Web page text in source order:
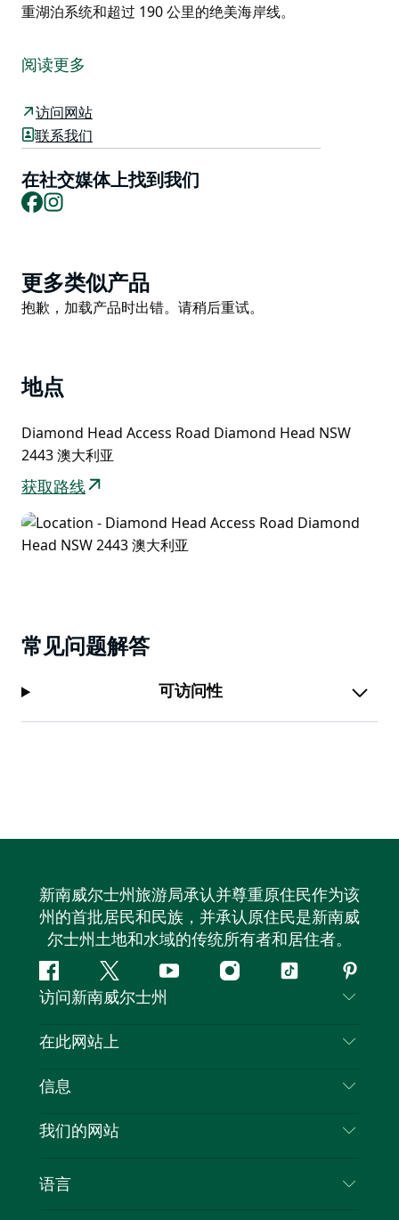
重湖泊系统和超过 190 公里的绝美海岸线。
美丽。
的家。经常可以看到它们在白色沙滩上跳跃、在海滩植被
下乘凉，甚至在海里畅游以消暑。
凯利斯海滩。带上您的相机，欣赏令人惊叹的美景吧！
钻石头海滩可从南部的露营地和北部的邓博根驾驶四驱车
巴林顿海岸以其森林、水道和海滩以及 15 个国家公园和
63 个州立森林、自然保护区和保护区而闻名。 38 条河流
灌溉着这片肥沃的土地，其中包括南半球唯一的双三角洲
阅读更多
访问网站
联系我们
在社交媒体上找到我们
Facebook
Product
List
更多类似产品
Product
抱歉，加载产品时出错。请稍后重试。
地点
Diamond Head Access Road Diamond Head NSW
2443 澳大利亚
获取路线
常见问题解答
可访问性
新南威尔士州旅游局承认并尊重原住民作为该
州的首批居民和民族，并承认原住民是新南威
尔士州土地和水域的传统所有者和居住者。
Facebook叽
叽
喳
YouTubeInstagram
抖
访问新南威尔士州
联系我们
隐私
Cookie 通知
在此网站上
目的地
新南威尔士州公路旅行
活动
信息
旅行信息
新南威尔士州的商业
我们的网站
语言